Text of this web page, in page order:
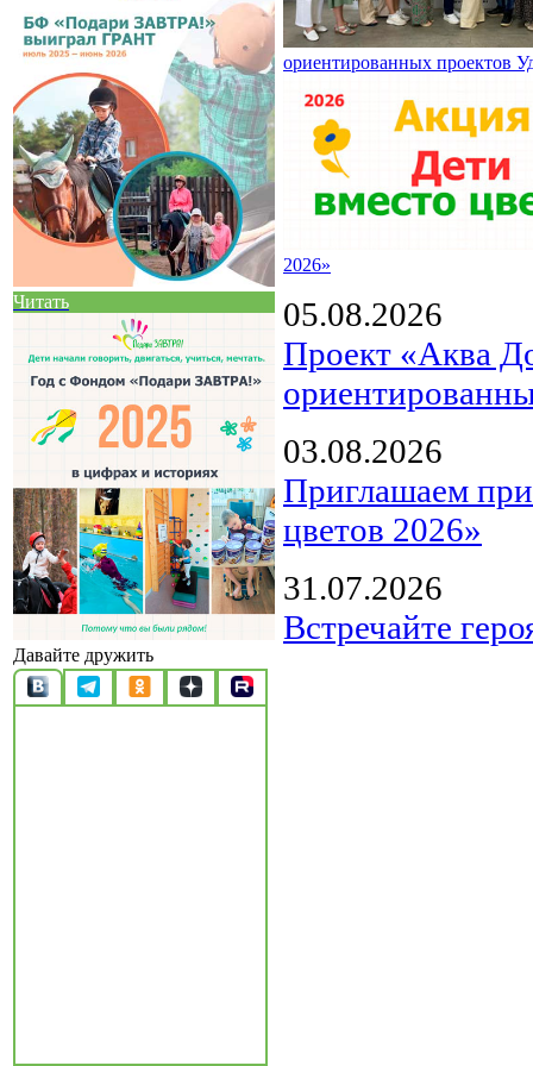
Читать
Давайте дружить
ориентированных проектов
2026»
05.08.2026
Проект «Аква
03.08.2026
Приглашаем
цветов 2026»
31.07.2026
Встречайте